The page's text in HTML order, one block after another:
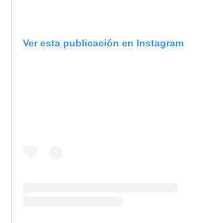
Ver esta publicación en Instagram